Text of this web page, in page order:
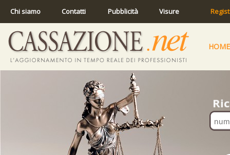
Chi siamo Contatti Pubblicità Visure
HOME